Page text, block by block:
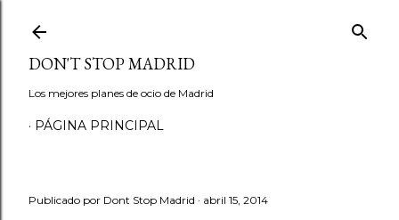
DON'T STOP MADRID
Los mejores planes de ocio de Madrid
PÁGINA PRINCIPAL
Publicado por Dont Stop Madrid abril 15, 2014